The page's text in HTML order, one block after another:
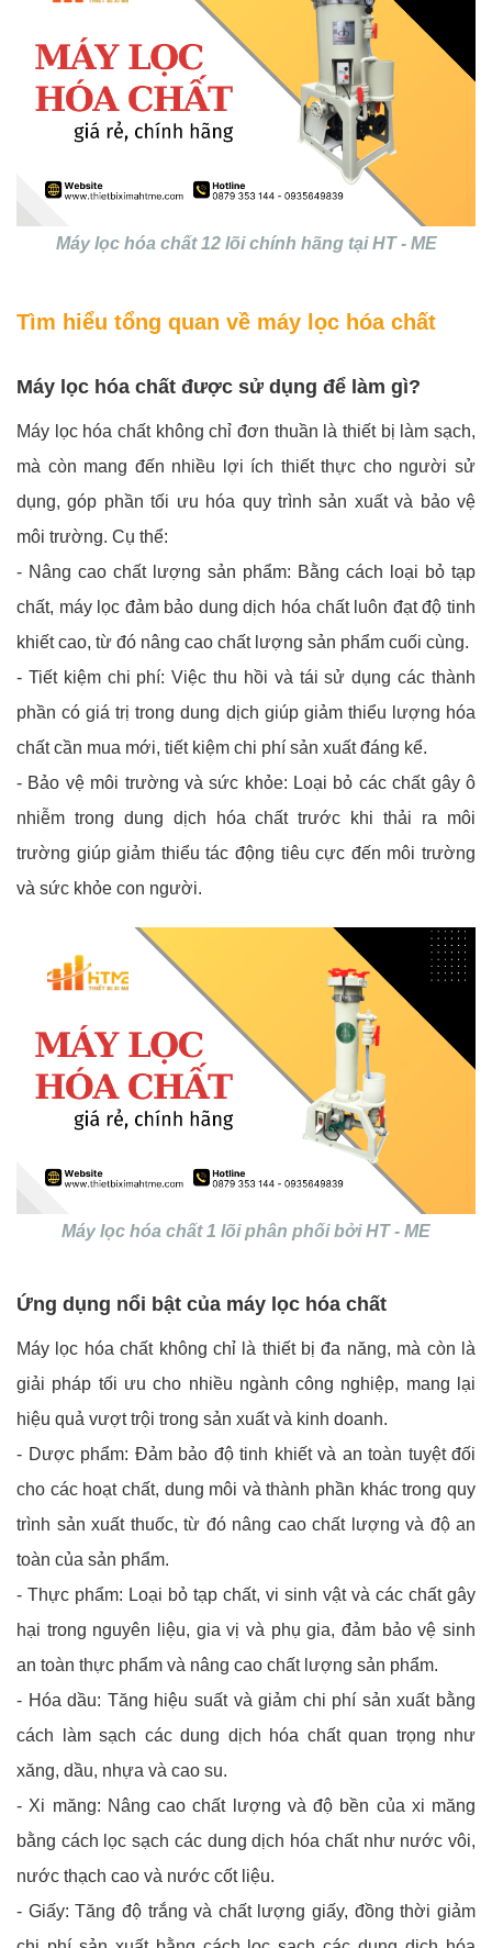
Máy lọc hóa chất 12 lõi chính hãng tại HT - ME
Tìm hiểu tổng quan về máy lọc hóa chất
Máy lọc hóa chất được sử dụng để làm gì?
Máy lọc hóa chất không chỉ đơn thuần là thiết bị làm sạch,
mà còn mang đến nhiều lợi ích thiết thực cho người sử
dụng, góp phần tối ưu hóa quy trình sản xuất và bảo vệ
môi trường. Cụ thể:
- Nâng cao chất lượng sản phẩm: Bằng cách loại bỏ tạp
chất, máy lọc đảm bảo dung dịch hóa chất luôn đạt độ tinh
khiết cao, từ đó nâng cao chất lượng sản phẩm cuối cùng.
- Tiết kiệm chi phí: Việc thu hồi và tái sử dụng các thành
phần có giá trị trong dung dịch giúp giảm thiểu lượng hóa
chất cần mua mới, tiết kiệm chi phí sản xuất đáng kể.
- Bảo vệ môi trường và sức khỏe: Loại bỏ các chất gây ô
nhiễm trong dung dịch hóa chất trước khi thải ra môi
trường giúp giảm thiểu tác động tiêu cực đến môi trường
và sức khỏe con người.
Máy lọc hóa chất 1 lõi phân phối bởi HT - ME
Ứng dụng nổi bật của máy lọc hóa chất
Máy lọc hóa chất không chỉ là thiết bị đa năng, mà còn là
giải pháp tối ưu cho nhiều ngành công nghiệp, mang lại
hiệu quả vượt trội trong sản xuất và kinh doanh.
- Dược phẩm: Đảm bảo độ tinh khiết và an toàn tuyệt đối
cho các hoạt chất, dung môi và thành phần khác trong quy
trình sản xuất thuốc, từ đó nâng cao chất lượng và độ an
toàn của sản phẩm.
- Thực phẩm: Loại bỏ tạp chất, vi sinh vật và các chất gây
hại trong nguyên liệu, gia vị và phụ gia, đảm bảo vệ sinh
an toàn thực phẩm và nâng cao chất lượng sản phẩm.
- Hóa dầu: Tăng hiệu suất và giảm chi phí sản xuất bằng
cách làm sạch các dung dịch hóa chất quan trọng như
xăng, dầu, nhựa và cao su.
- Xi măng: Nâng cao chất lượng và độ bền của xi măng
bằng cách lọc sạch các dung dịch hóa chất như nước vôi,
nước thạch cao và nước cốt liệu.
- Giấy: Tăng độ trắng và chất lượng giấy, đồng thời giảm